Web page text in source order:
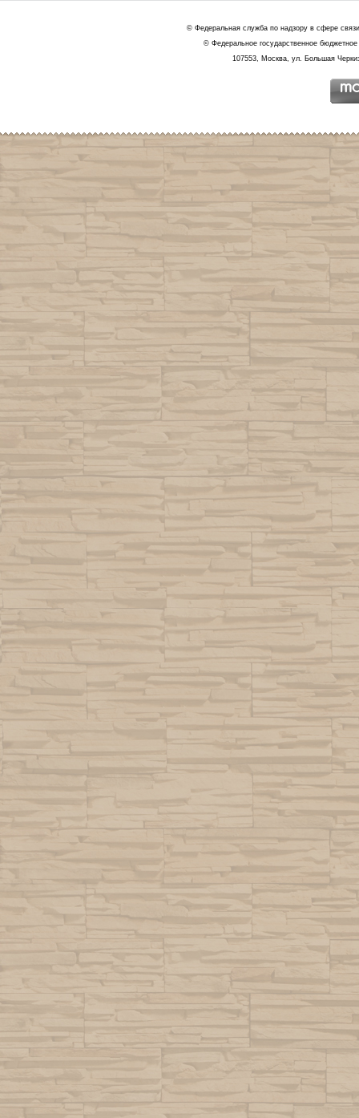
© Федеральная служба по надзору в сфере
© Федеральное государственное
107553, Москва, ул. Большая